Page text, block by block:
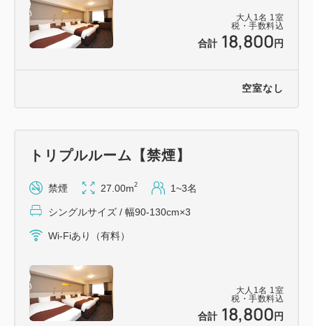
地下鉄堺筋線・長堀鶴見緑地線
「長堀橋駅」2-B出口 徒歩約6分
（※他にも「心斎橋駅」「本町駅」が徒歩圏内にご
＜空港＞
リムジンバスや電車で約1時間～1時間半
◆周辺観光地◆
通天閣 電車約15分
京セラドーム大阪 電車約20分
大阪城 電車約30分
大人 1 名 1 室
税・手数料込
合計 18,800 円
空室なし
大人 1 名 1 室
税・手数料込
合計 18,800 円
トリプルルーム【禁煙】
禁煙 27.00m2 1~3名
シングルサイズ / 幅90-130cm×3
Wi-Fiあり（有料）